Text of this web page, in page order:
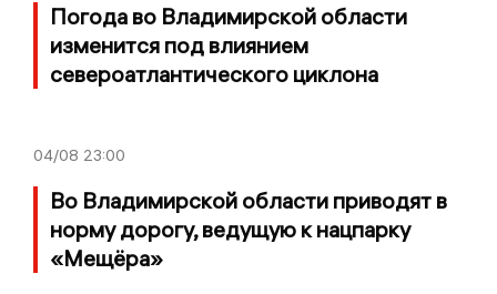
Погода во Владимирской области
изменится под влиянием
североатлантического циклона
04/08 23:00
Во Владимирской области приводят в
норму дорогу, ведущую к нацпарку
«Мещёра»